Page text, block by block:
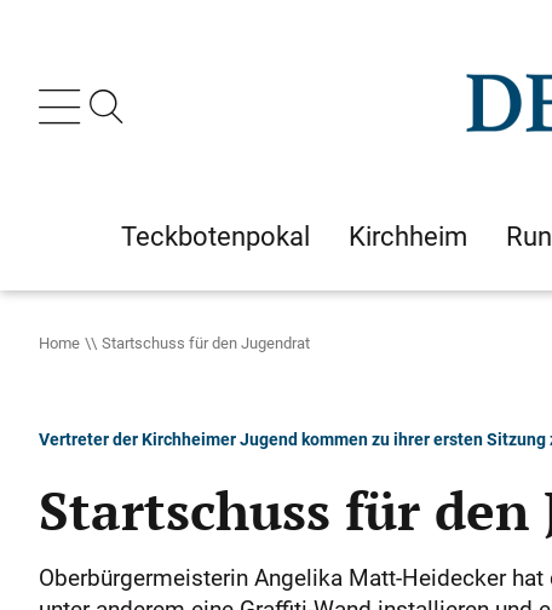
Teckbotenpokal Kirchheim
Home Startschuss für den Jugendrat
Vertreter der Kirchheimer Jugend kommen zu ihrer ersten Sitzung
Startschuss für den
Oberbürgermeisterin Angelika Matt-Heidecker